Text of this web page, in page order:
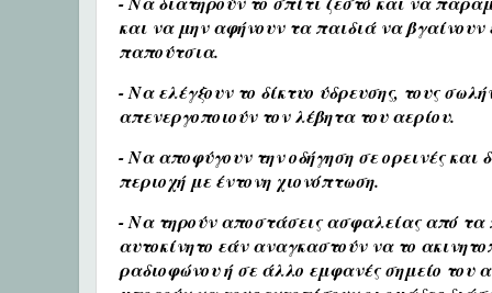
και να μην αφήνουν τα παιδιά να
παπούτσια.
- Να ελέγξουν το δίκτυο ύδρευσης, τους
απενεργοποιούν τον λέβητα του αερίου.
- Να αποφύγουν την οδήγηση σε ορεινές
περιοχή με έντονη χιονόπτωση.
- Να τηρούν αποστάσεις ασφαλείας από
αυτοκίνητο εάν αναγκαστούν να το
ραδιοφώνου ή σε άλλο εμφανές σημείο